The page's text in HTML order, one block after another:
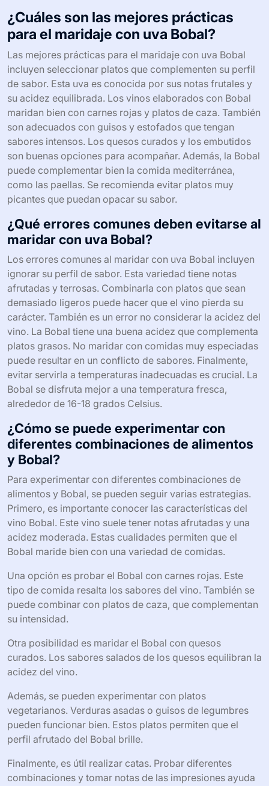
¿Cuáles son las mejores prácticas
para el maridaje con uva Bobal?
Las mejores prácticas para el maridaje con uva Bobal
incluyen seleccionar platos que complementen su perfil
de sabor. Esta uva es conocida por sus notas frutales y
su acidez equilibrada. Los vinos elaborados con Bobal
maridan bien con carnes rojas y platos de caza. También
son adecuados con guisos y estofados que tengan
sabores intensos. Los quesos curados y los embutidos
son buenas opciones para acompañar. Además, la Bobal
puede complementar bien la comida mediterránea,
como las paellas. Se recomienda evitar platos muy
picantes que puedan opacar su sabor.
¿Qué errores comunes deben evitarse al
maridar con uva Bobal?
Los errores comunes al maridar con uva Bobal incluyen
ignorar su perfil de sabor. Esta variedad tiene notas
afrutadas y terrosas. Combinarla con platos que sean
demasiado ligeros puede hacer que el vino pierda su
carácter. También es un error no considerar la acidez del
vino. La Bobal tiene una buena acidez que complementa
platos grasos. No maridar con comidas muy especiadas
puede resultar en un conflicto de sabores. Finalmente,
evitar servirla a temperaturas inadecuadas es crucial. La
Bobal se disfruta mejor a una temperatura fresca,
alrededor de 16-18 grados Celsius.
¿Cómo se puede experimentar con
diferentes combinaciones de alimentos
y Bobal?
Para experimentar con diferentes combinaciones de
alimentos y Bobal, se pueden seguir varias estrategias.
Primero, es importante conocer las características del
vino Bobal. Este vino suele tener notas afrutadas y una
acidez moderada. Estas cualidades permiten que el
Bobal maride bien con una variedad de comidas.
Una opción es probar el Bobal con carnes rojas. Este
tipo de comida resalta los sabores del vino. También se
puede combinar con platos de caza, que complementan
su intensidad.
Otra posibilidad es maridar el Bobal con quesos
curados. Los sabores salados de los quesos equilibran la
acidez del vino.
Además, se pueden experimentar con platos
vegetarianos. Verduras asadas o guisos de legumbres
pueden funcionar bien. Estos platos permiten que el
perfil afrutado del Bobal brille.
Finalmente, es útil realizar catas. Probar diferentes
combinaciones y tomar notas de las impresiones ayuda